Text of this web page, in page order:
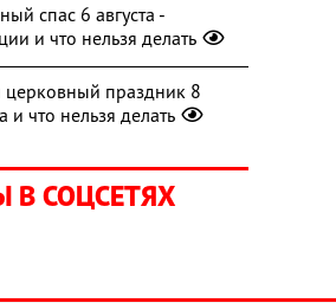
спас 6 августа -
и что нельзя делать
церковный праздник 8
и что нельзя делать
В СОЦСЕТЯХ